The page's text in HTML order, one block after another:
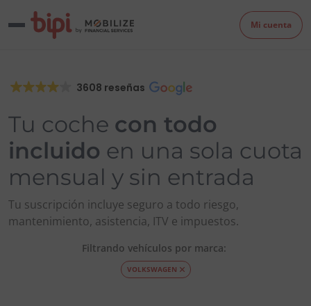
Mi cuenta
3608 reseñas
Tu coche con todo
incluido en una sola cuota
mensual y sin entrada
Tu suscripción incluye seguro a todo riesgo,
mantenimiento, asistencia, ITV e impuestos.
Filtrando vehículos por marca:
VOLKSWAGEN